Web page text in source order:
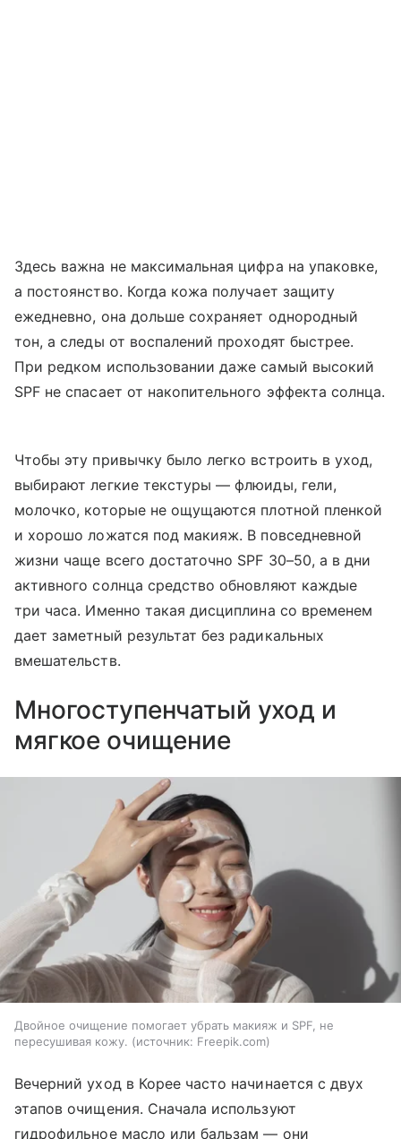
Здесь важна не максимальная цифра на упаковке,
а постоянство. Когда кожа получает защиту
ежедневно, она дольше сохраняет однородный
тон, а следы от воспалений проходят быстрее.
При редком использовании даже самый высокий
SPF не спасает от накопительного эффекта солнца.
Чтобы эту привычку было легко встроить в уход,
выбирают легкие текстуры — флюиды, гели,
молочко, которые не ощущаются плотной пленкой
и хорошо ложатся под макияж. В повседневной
жизни чаще всего достаточно SPF 30–50, а в дни
активного солнца средство обновляют каждые
три часа. Именно такая дисциплина со временем
дает заметный результат без радикальных
вмешательств.
Многоступенчатый уход и
мягкое очищение
Двойное очищение помогает убрать макияж и SPF, не
пересушивая кожу.
источник: Freepik.com
Вечерний уход в Корее часто начинается с двух
этапов очищения. Сначала используют
гидрофильное масло или бальзам — они